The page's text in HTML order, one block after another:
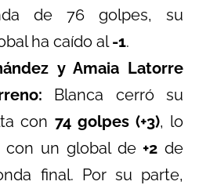
de 76 golpes, su
ha caído al-1.
y Amaia Latorre
Blanca cerró su
con 74 golpes (+3), lo
con un global de +2 de
final. Por su parte,